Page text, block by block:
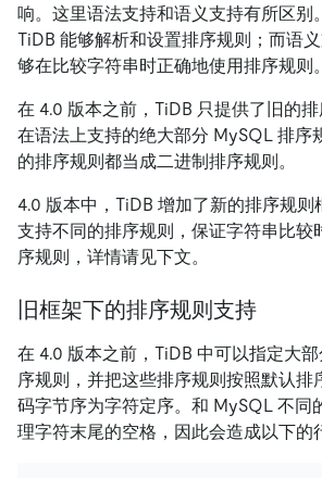
响。这里语法支持和语义支持有所区别
TiDB 能够解析和设置排序规则；而语
够在比较字符串时正确地使用排序规则。
在 4.0 版本之前，TiDB 只提供了旧的
在语法上支持的绝大部分 MySQL 排序
的排序规则都当成二进制排序规则。
4.0 版本中，TiDB 增加了新的排序规则
支持不同的排序规则，保证字符串比较
序规则，详情请见下文。
旧框架下的排序规则支持
在 4.0 版本之前，TiDB 中可以指定大
序规则，并把这些排序规则按照默认排
码字节序为字符定序。和 MySQL 不同
理字符末尾的空格，因此会造成以下的